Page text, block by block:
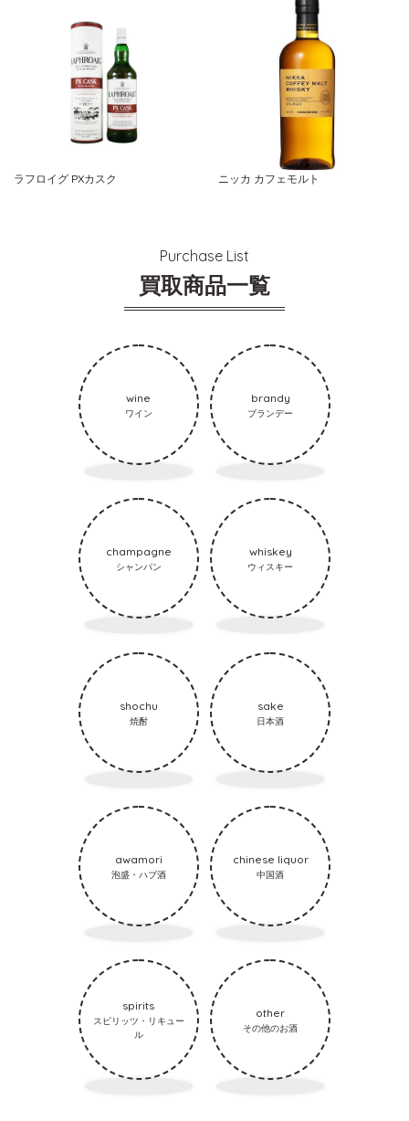
ラフロイグ PXカスク ニッカ カフェモルト
Purchase List
買取商品一覧
wine
ワイン
brandy
ブランデー
champagne
シャンパン
whiskey
ウィスキー
shochu
焼酎
sake
日本酒
awamori
泡盛・ハブ酒
chinese liquor
中国酒
spirits
スピリッツ・リキュー
ル
other
その他のお酒